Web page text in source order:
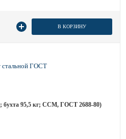
В КОРЗИНУ
бухта 95,5 кг; ССМ, ГОСТ 2688-80)